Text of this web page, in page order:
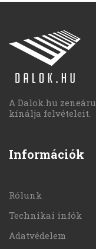
A Dalok.hu
kínálja felvételeit.
Információk
Rólunk
Technikai infók
Adatvédelem